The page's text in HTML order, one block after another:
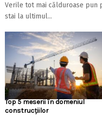
Verile tot mai călduroase pun
stai la ultimul...
Top 5 meserii în domeniul
construcțiilor